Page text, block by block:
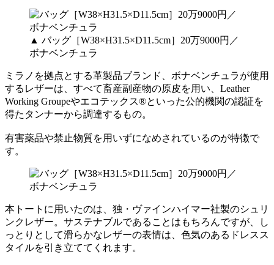
▲ バッグ［W38×H31.5×D11.5cm］20万9000円／
ボナベンチュラ
ミラノを拠点とする革製品ブランド、ボナベンチュラが使用
するレザーは、すべて畜産副産物の原皮を用い、Leather
Working Groupeやエコテックス®といった公的機関の認証を
得たタンナーから調達するもの。
有害薬品や禁止物質を用いずになめされているのが特徴で
す。
本トートに用いたのは、独・ヴァインハイマー社製のシュリ
ンクレザー。サステナブルであることはもちろんですが、し
っとりとして滑らかなレザーの表情は、色気のあるドレスス
タイルを引き立ててくれます。